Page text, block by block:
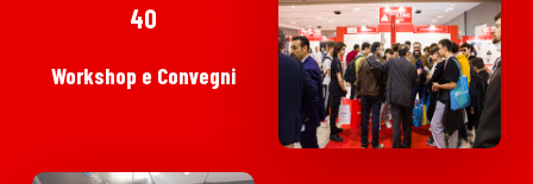
40
Workshop e Convegni